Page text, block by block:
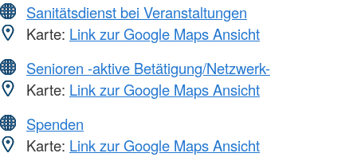
Sanitätsdienst bei Veranstaltungen
Karte: Link zur Google Maps Ansicht
Senioren -aktive Betätigung/Netzwerk-
Karte: Link zur Google Maps Ansicht
Spenden
Karte: Link zur Google Maps Ansicht